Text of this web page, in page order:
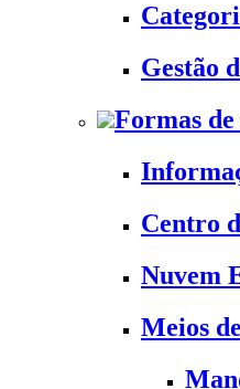
Gestão
Formas
Centro
Nuvem
Meios